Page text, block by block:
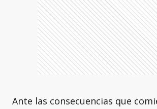
Ante las consecuencias que